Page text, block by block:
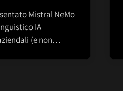
Mistral NeMo
IA
(e non…